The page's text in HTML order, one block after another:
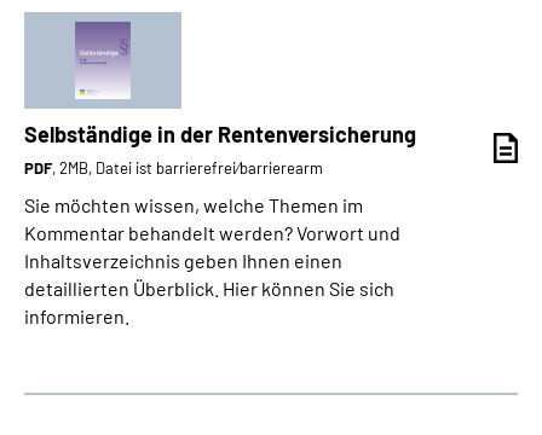
Selbständige in der Rentenversicherung
PDF, 2MB, Datei ist barrierefrei⁄barrierearm
Sie möchten wissen, welche Themen im
Kommentar behandelt werden? Vorwort und
Inhaltsverzeichnis geben Ihnen einen
detaillierten Überblick. Hier können Sie sich
informieren.